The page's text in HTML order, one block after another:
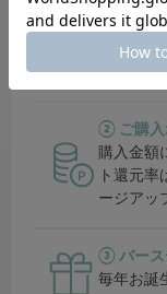
① シーク
会員限
きます。
② ご購入
購入金額
ト還元
ージアッ
③ バース
毎年お誕